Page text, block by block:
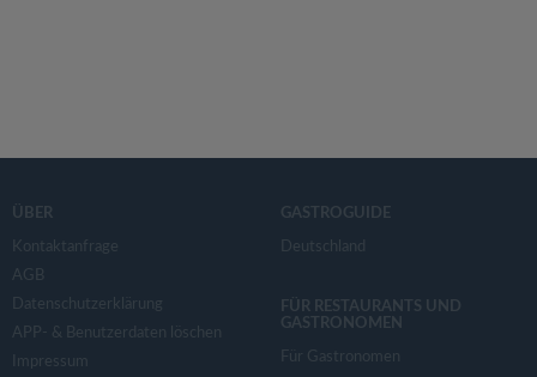
ÜBER
Kontaktanfrage
AGB
Datenschutzerklärung
APP- & Benutzerdaten löschen
Impressum
GASTROGUIDE
Deutschland
FÜR RESTAURANTS UND
GASTRONOMEN
Für Gastronomen